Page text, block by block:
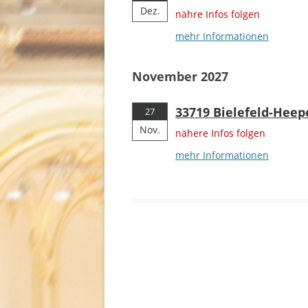
Dez.
nähre Infos folgen
mehr Informationen
November 2027
27
Nov.
33719 Bielefeld-
nähere Infos folgen
mehr Informationen